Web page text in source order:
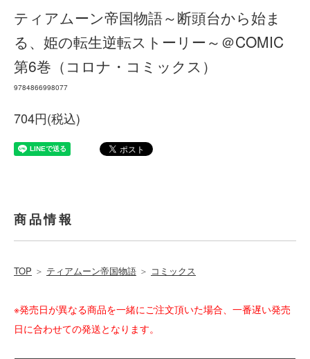
ティアムーン帝国物語～断頭台から始ま
る、姫の転生逆転ストーリー～＠COMIC
第6巻（コロナ・コミックス）
9784866998077
704円(税込)
商品情報
TOP ＞ ティアムーン帝国物語 ＞ コミックス
※発売日が異なる商品を一緒にご注文頂いた場合、一番遅い発売
日に合わせての発送となります。